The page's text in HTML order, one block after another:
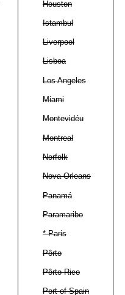
Houston
Istambul
Liverpool
Lisboa
Los Angeles
Miami
Montevidéu
Montreal
Norfolk
Nova Orleans
Panamá
Paramaribo
* Paris
Pôrto
Pôrto Rico
Port-of Spain